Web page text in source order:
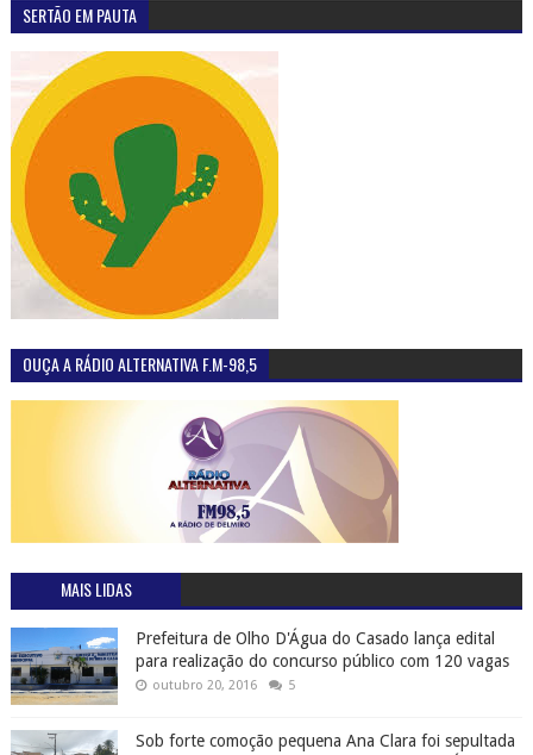
SERTÃO EM PAUTA
OUÇA A RÁDIO ALTERNATIVA F.M-98,5
MAIS LIDAS
Prefeitura de Olho D'Água do Casado lança edital
para realização do concurso público com 120 vagas
outubro 20, 2016 5
Sob forte comoção pequena Ana Clara foi sepultada